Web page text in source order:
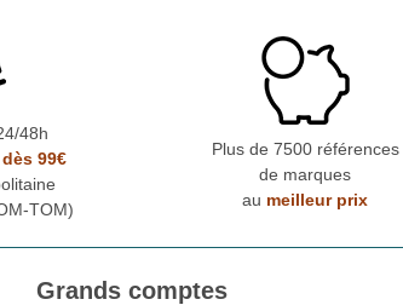
48h
99€
TOM)
Plus de 7500 références
de marques
au meilleur prix
Grands comptes